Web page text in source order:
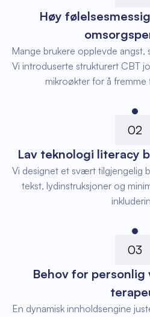
Høy
Mange brukere opplevde
Vi introduserte strukturert CBT
mikroøkter for å fremme
02
Lav teknologi literacy
Vi designet et svært tilgjengelig
tekst, lydinstruksjoner og
03
Behov for
En dynamisk innholdsengine